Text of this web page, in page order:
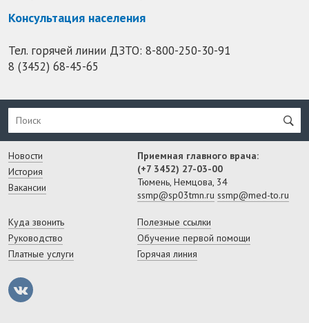
Консультация населения
Тел. горячей линии ДЗТО: 8-800-250-30-91
8 (3452) 68-45-65
Новости
История
Вакансии
Приемная главного врача:
(+7 3452) 27-03-00
Тюмень, Немцова, 34
ssmp@sp03tmn.ru ssmp@med-to.ru
Куда звонить
Руководство
Платные услуги
Полезные ссылки
Обучение первой помощи
Горячая линия